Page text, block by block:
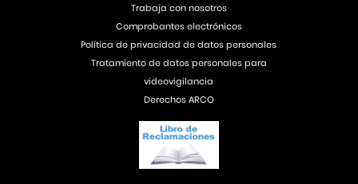
Trabaja con nosotros
Comprobantes electrónicos
Política de privacidad de datos personales
Tratamiento de datos personales para
videovigilancia
Derechos ARCO